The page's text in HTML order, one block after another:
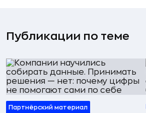
Публикации по теме
Партнёрский материал